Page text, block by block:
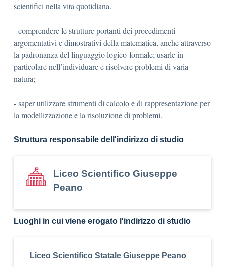
scientifici nella vita quotidiana.
- comprendere le strutture portanti dei procedimenti
argomentativi e dimostrativi della matematica, anche attraverso
la padronanza del linguaggio logico-formale; usarle in
particolare nell’individuare e risolvere problemi di varia
natura;
- saper utilizzare strumenti di calcolo e di rappresentazione per
la modellizzazione e la risoluzione di problemi.
Struttura responsabile dell'indirizzo di studio
Liceo Scientifico Giuseppe
Peano
Luoghi in cui viene erogato l'indirizzo di studio
Liceo Scientifico Statale Giuseppe Peano